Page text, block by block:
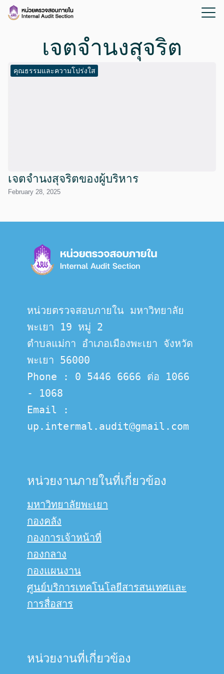
เจตจำนงสุจริต
คุณธรรมและความโปร่งใส
เจตจำนงสุจริตของผู้บริหาร
February 28, 2025
หน่วยตรวจสอบภายใน มหาวิทยาลัย
พะเยา 19 หมู่ 2
ตำบลแม่กา อำเภอเมืองพะเยา จังหวัด
พะเยา 56000
Phone : 0 5446 6666 ต่อ 1066
- 1068
Email :
up.intermal.audit@gmail.com
หน่วยงานภายในที่เกี่ยวข้อง
มหาวิทยาลัยพะเยา
กองคลัง
กองการเจ้าหน้าที่
กองกลาง
กองแผนงาน
ศูนย์บริการเทคโนโลยีสารสนเทศและ
การสื่อสาร
หน่วยงานที่เกี่ยวข้อง